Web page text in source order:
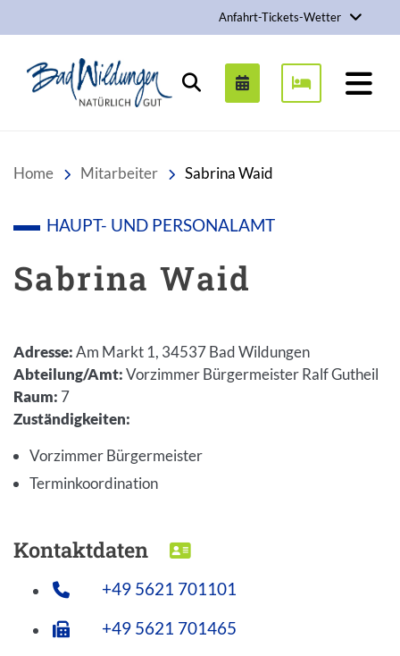
Anfahrt-Tickets-Wetter
Stadt Bad Wildungen
Suchen
Home Mitarbeiter Sabrina Waid
Kontaktdaten DOWNLOAD VCARD
+49 5621 701101
+49 5621 701465
Sabrina Waid
HAUPT- UND PERSONALAMT
Adresse:Am Markt 1, 34537 Bad Wildungen
Abteilung/Amt:Vorzimmer Bürgermeister Ralf Gutheil
Raum: 7
Zuständigkeiten:
Vorzimmer Bürgermeister
Terminkoordination